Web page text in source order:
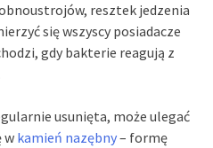
resztek jedzenia
się wszyscy posiadacze
gdy bakterie reagują z
usunięta, może ulegać
w kamień nazębny– formę